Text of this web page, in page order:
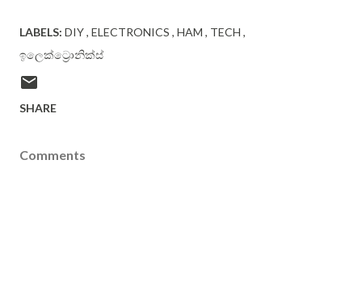
LABELS: DIY ELECTRONICS HAM
TECH
ඉලෙක්ට්‍රොනික්ස්
SHARE
Comments